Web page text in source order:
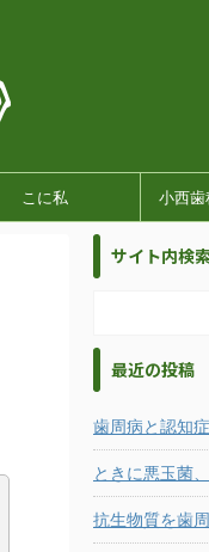
こに私 小西歯
サイト内検
最近の投稿
歯周病と認知症
ときに悪玉菌
抗生物質を歯